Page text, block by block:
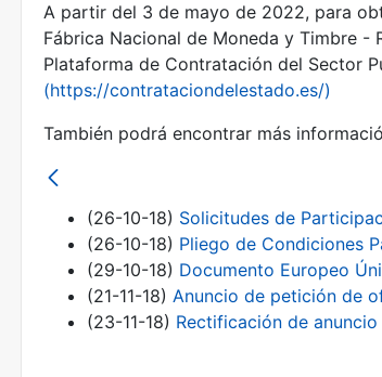
Erakutsi/Ezkutatu
Erakutsi/Ezkutatu
A partir del 3 de mayo de 2022, para
Fábrica Nacional de Moneda y Timbre -
Plataforma de Contratación del Sector
(https://contrataciondelestado.es/)
También podrá encontrar más
(26-10-18) Solicitudes de
(26-10-18) Pliego de Condiciones
(29-10-18) Documento Europeo
(21-11-18) Anuncio de petición de
(23-11-18) Rectificación de